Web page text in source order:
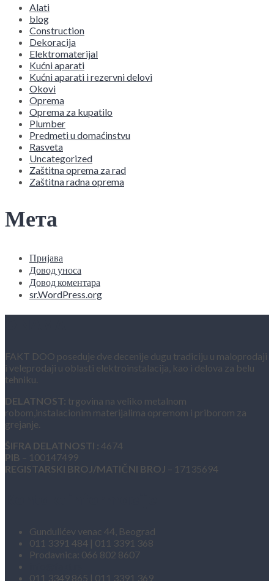
Alati
blog
Construction
Dekoracija
Elektromaterijal
Kućni aparati
Kućni aparati i rezervni delovi
Okovi
Oprema
Oprema za kupatilo
Plumber
Predmeti u domaćinstvu
Rasveta
Uncategorized
Zaštitna oprema za rad
Zaštitna radna oprema
Мета
Пријава
Довод уноса
Довод коментара
sr.WordPress.org
FAKT DOO poseduje dve decenije dugu tradiciju u maloprodaji
i veleprodaji u oblasti elektroinstalacija, kao i delova za belu
tehniku.
DELATNOST: trgovina na veliko metalnom
robom,instalacionim materijalima opremom i priborom za
grejanje.
ŠIFRA DELATNOSTI : 4674
PIB – 100147499
REGISTARSKI BROJ/MATIČNI BROJ – 17135694
Gundulićev venac 44, Beograd
011 3391 484 | 011 3391 368
Prodavnica: 066 802 8607
011 3349 865 | 011 3391 369